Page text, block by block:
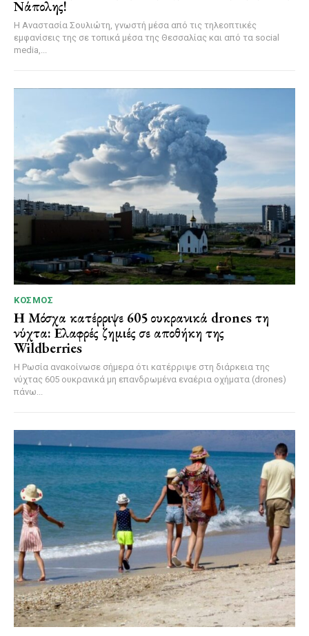
Νάπολης!
Η Αναστασία Σουλιώτη, γνωστή μέσα από τις τηλεοπτικές
εμφανίσεις της σε τοπικά μέσα της Θεσσαλίας και από τα social
media,...
ΚΌΣΜΟΣ
Η Μόσχα κατέρριψε 605 ουκρανικά drones τη
νύχτα: Ελαφρές ζημιές σε αποθήκη της
Wildberries
Η Ρωσία ανακοίνωσε σήμερα ότι κατέρριψε στη διάρκεια της
νύχτας 605 ουκρανικά μη επανδρωμένα εναέρια οχήματα (drones)
πάνω...